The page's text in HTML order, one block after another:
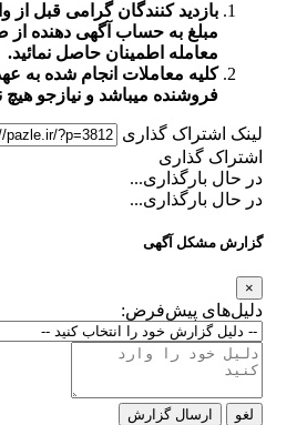
بازدید کنندگان گرامی قبل از
مبلغ به حساب آگهی دهنده از
معامله اطمینان حاصل نمائید.
کلیه معاملات انجام شده به عهده
فروشنده میباشد و نیازجو هیچ
لینک اشتراک گذاری
اشتراک گذاری
در حال بارگذاری...
در حال بارگذاری...
گزارش مشکل آگهی
دلیل‌های پیش‌فرض:
ارسال گزارش